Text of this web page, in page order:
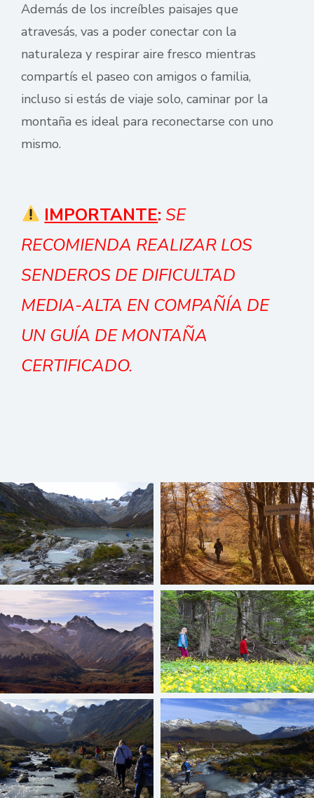
Además de los increíbles paisajes que
atravesás, vas a poder conectar con la
naturaleza y respirar aire fresco mientras
compartís el paseo con amigos o familia,
incluso si estás de viaje solo, caminar por la
montaña es ideal para reconectarse con uno
mismo.
IMPORTANTE: SE
RECOMIENDA REALIZAR LOS
SENDEROS DE DIFICULTAD
MEDIA-ALTA EN COMPAÑÍA DE
UN GUÍA DE MONTAÑA
CERTIFICADO.